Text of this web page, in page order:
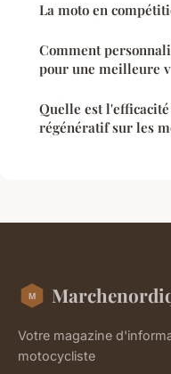
La moto en
Comment
pour une meilleure
Quelle est
régénératif sur les
Votre magazine
motocycliste